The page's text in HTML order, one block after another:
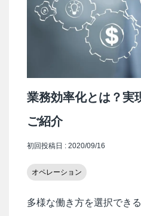
オペレーション
初回投稿日 : 2020/09/16
業務効率化とは？実
ご紹介
多様な働き方を選択でき